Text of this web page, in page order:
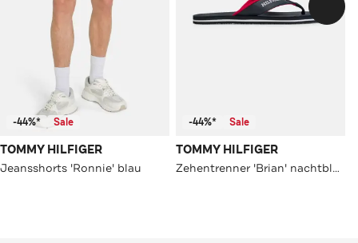
-44%* Sale
TOMMY HILFIGER
Jeansshorts 'Ronnie' blau
-44%* Sale
TOMMY HILFIGER
Zehentrenner 'Brian' nachtblau